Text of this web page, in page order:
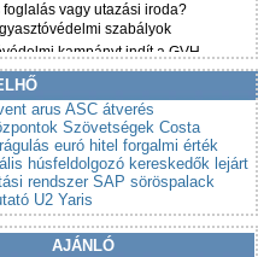
foglalás vagy utazási iroda?
szabályok
kampányt indít a GVH
Lebuktathatja a csalókat!
az árubemutatókra
szabályok
arus ASC átverés
Szövetségek Costa
euró hitel forgalmi érték
húsfeldolgozó kereskedők lejárt
rendszer SAP söröspalack
U2 Yaris
AJÁNLÓ